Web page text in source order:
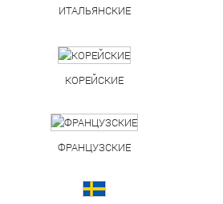
ИТАЛЬЯНСКИЕ
КОРЕЙСКИЕ
ФРАНЦУЗСКИЕ